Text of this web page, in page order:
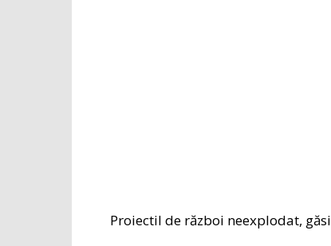
Proiectil de război neexplodat,